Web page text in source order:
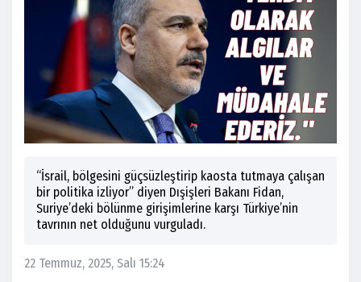
“İsrail, bölgesini güçsüzleştirip kaosta tutmaya çalışan
bir politika izliyor” diyen Dışişleri Bakanı Fidan,
Suriye’deki bölünme girişimlerine karşı Türkiye’nin
tavrının net olduğunu vurguladı.
22 Temmuz, 2025, Salı 15:24